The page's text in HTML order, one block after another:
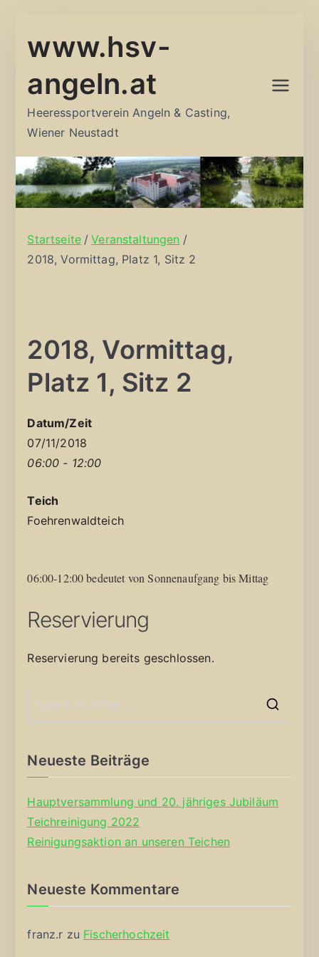
Inhalt
www.hsv-
angeln.at
Heeressportverein Angeln & Casting,
Wiener Neustadt
Startseite
Veranstaltungen
2018, Vormittag, Platz 1, Sitz 2
2018, Vormittag,
Platz 1, Sitz 2
Datum/Zeit
07/11/2018
06:00 - 12:00
Teich
Foehrenwaldteich
06:00-12:00 bedeutet von Sonnenaufgang bis Mittag
Reservierung
Reservierung bereits geschlossen.
Neueste Beiträge
Hauptversammlung und 20. jähriges Jubiläum
Teichreinigung 2022
Reinigungsaktion an unseren Teichen
Neueste Kommentare
franz.r zu Fischerhochzeit